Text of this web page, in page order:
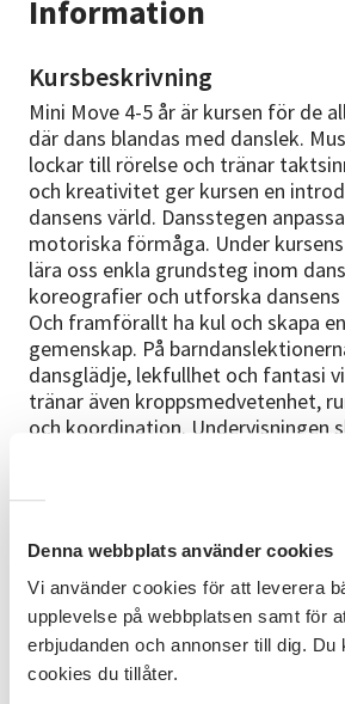
Denna webbplats använder cookies
Vi använder cookies för att leverera
upplevelse på webbplatsen samt för
erbjudanden och annonser till dig. Du
cookies du tillåter.
Information
Kursbeskrivning
Mini Move 4-5 år är kursen för de
där dans blandas med danslek.
lockar till rörelse och tränar
och kreativitet ger kursen en
dansens värld. Dansstegen
motoriska förmåga. Under
lära oss enkla grundsteg inom
koreografier och utforska
Och framförallt ha kul och skapa
gemenskap. På
dansglädje, lekfullhet och fantasi
tränar även kroppsmedvetenhet,
och koordination. Undervisningen
Målgrupp
Den här kursen riktar sig till 4-5
röra sig till musik och dansa.
Mål
Lära sig enkel koreografi, träna